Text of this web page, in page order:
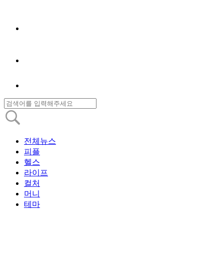
전체뉴스
피플
헬스
라이프
컬처
머니
테마